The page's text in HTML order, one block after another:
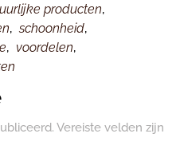
producten,
, schoonheid,
, voordelen,
Vereiste velden zijn